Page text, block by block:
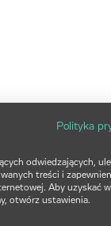
Polityka
odwiedzających,
treści i
Aby uzyskać
otwórz ustawienia.